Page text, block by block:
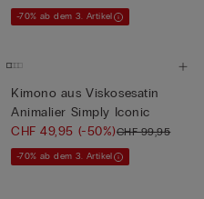
-70% ab dem 3. Artikel
Kimono aus Viskosesatin
Animalier Simply Iconic
CHF 49,95 (-50%)CHF 99,95
-70% ab dem 3. Artikel